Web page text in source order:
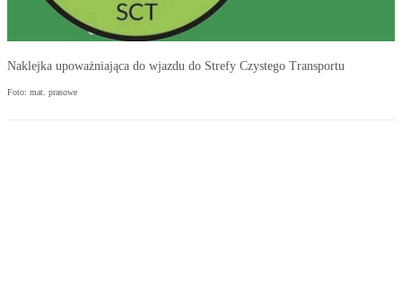
Naklejka upoważniająca do wjazdu do Strefy Czystego Transportu
Foto: mat. prasowe